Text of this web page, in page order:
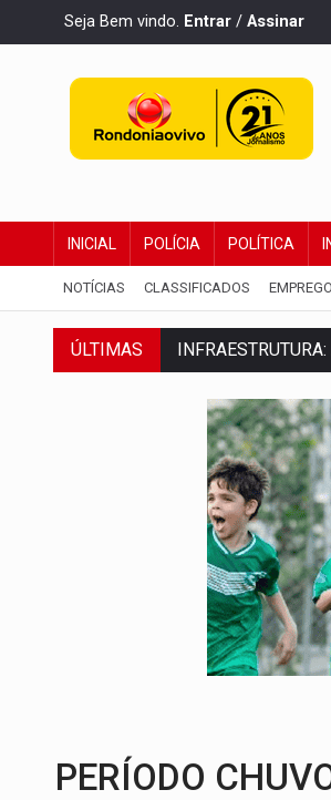
Seja Bem vindo. Entrar / Assinar
INICIAL POLÍCIA POLÍTICA
NOTÍCIAS CLASSIFICADOS
ÚLTIMAS
INFRAESTRUTURA:
A ILHA:Coreografia
ELEIÇÕES 2026:
JUDICIÁRIO:Sinjur
Publicação Legal:
BR-364:Polícia
EMOCIONE:
VOVÔ LADRÃO:
JUSTIÇA:Comarca
PERÍODO